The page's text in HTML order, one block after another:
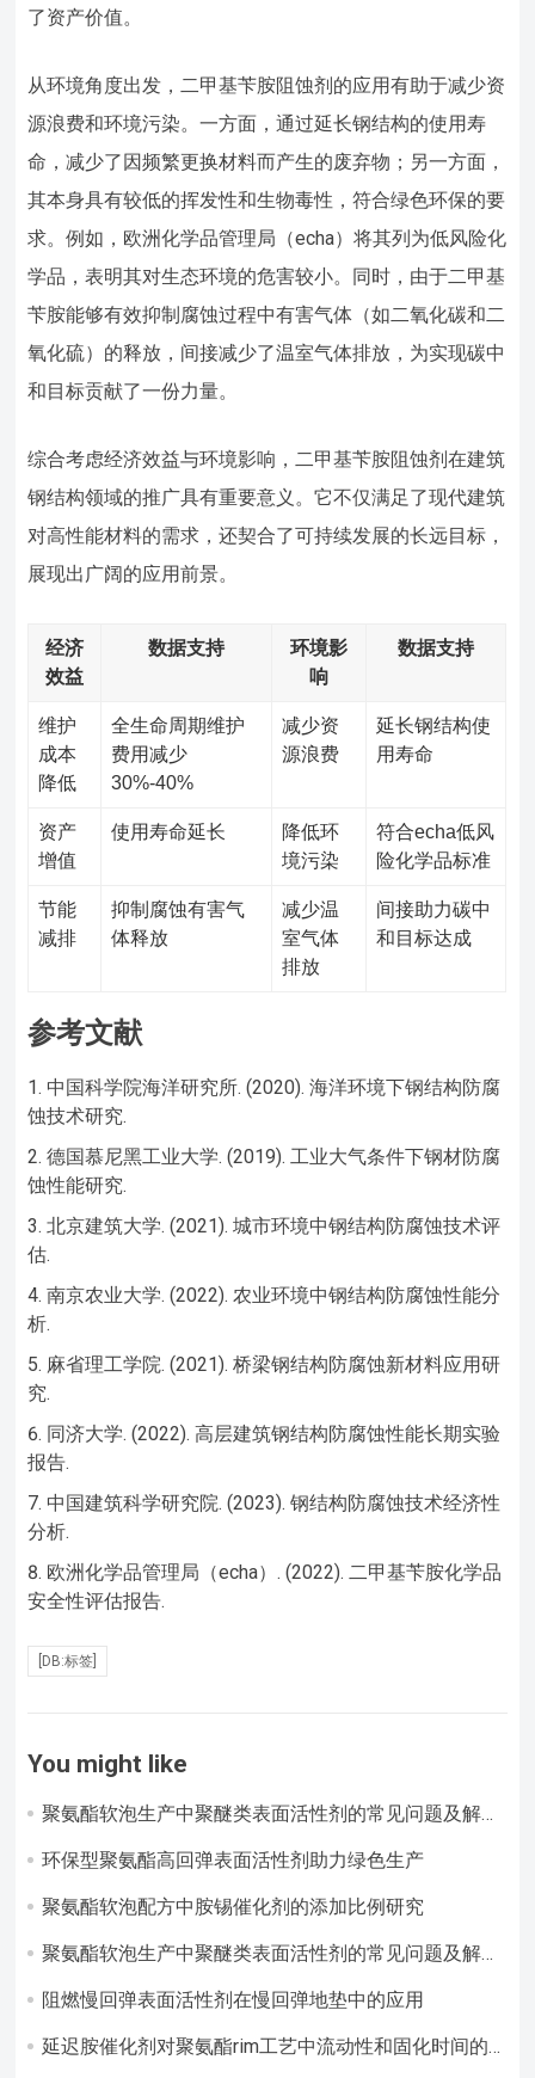
了资产价值。
从环境角度出发，二甲基苄胺阻蚀剂的应用有助于减少资
源浪费和环境污染。一方面，通过延长钢结构的使用寿
命，减少了因频繁更换材料而产生的废弃物；另一方面，
其本身具有较低的挥发性和生物毒性，符合绿色环保的要
求。例如，欧洲化学品管理局（echa）将其列为低风险化
学品，表明其对生态环境的危害较小。同时，由于二甲基
苄胺能够有效抑制腐蚀过程中有害气体（如二氧化碳和二
氧化硫）的释放，间接减少了温室气体排放，为实现碳中
和目标贡献了一份力量。
综合考虑经济效益与环境影响，二甲基苄胺阻蚀剂在建筑
钢结构领域的推广具有重要意义。它不仅满足了现代建筑
对高性能材料的需求，还契合了可持续发展的长远目标，
展现出广阔的应用前景。
经济
效益
数据支持
环境影
响
数据支持
维护
成本
降低
全生命周期维护
费用减少
30%-40%
减少资
源浪费
延长钢结构使
用寿命
资产
增值
使用寿命延长
降低环
境污染
符合echa低风
险化学品标准
节能
减排
抑制腐蚀有害气
体释放
减少温
室气体
排放
间接助力碳中
和目标达成
参考文献
中国科学院海洋研究所. (2020). 海洋环境下钢结构防腐
蚀技术研究.
德国慕尼黑工业大学. (2019). 工业大气条件下钢材防腐
蚀性能研究.
北京建筑大学. (2021). 城市环境中钢结构防腐蚀技术评
估.
南京农业大学. (2022). 农业环境中钢结构防腐蚀性能分
析.
麻省理工学院. (2021). 桥梁钢结构防腐蚀新材料应用研
究.
同济大学. (2022). 高层建筑钢结构防腐蚀性能长期实验
报告.
中国建筑科学研究院. (2023). 钢结构防腐蚀技术经济性
分析.
欧洲化学品管理局（echa）. (2022). 二甲基苄胺化学品
安全性评估报告.
[DB:标签]
You might like
聚氨酯软泡生产中聚醚类表面活性剂的常见问题及解决
环保型聚氨酯高回弹表面活性剂助力绿色生产​
聚氨酯软泡配方中胺锡催化剂的添加比例研究
聚氨酯软泡生产中聚醚类表面活性剂的常见问题及解决
阻燃慢回弹表面活性剂在慢回弹地垫中的应用​
延迟胺催化剂对聚氨酯rim工艺中流动性和固化时间的